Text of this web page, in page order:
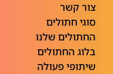
צור קשר
סוגי חתולים
החתולים שלנו
בלוג החתולים
שיתופי פעולה